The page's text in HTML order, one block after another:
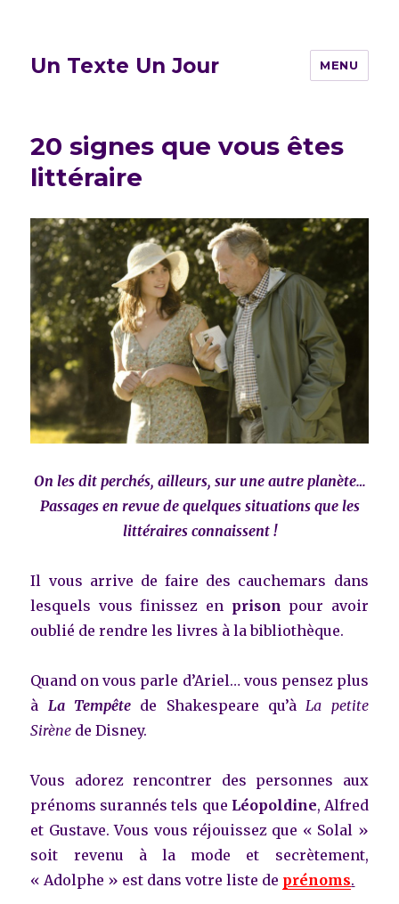
Un Texte Un Jour MENU
20 signes que vous êtes
littéraire
On les dit perchés, ailleurs, sur une autre planète…
Passages en revue de quelques situations que les
littéraires connaissent !
Il vous arrive de faire des cauchemars dans
lesquels vous finissez en prison pour avoir
oublié de rendre les livres à la bibliothèque.
Quand on vous parle d’Ariel… vous pensez plus
à La Tempête de Shakespeare qu’à La petite
Sirène de Disney.
Vous adorez rencontrer des personnes aux
prénoms surannés tels que Léopoldine, Alfred
et Gustave. Vous vous réjouissez que « Solal »
soit revenu à la mode et secrètement,
« Adolphe » est dans votre liste de prénoms.